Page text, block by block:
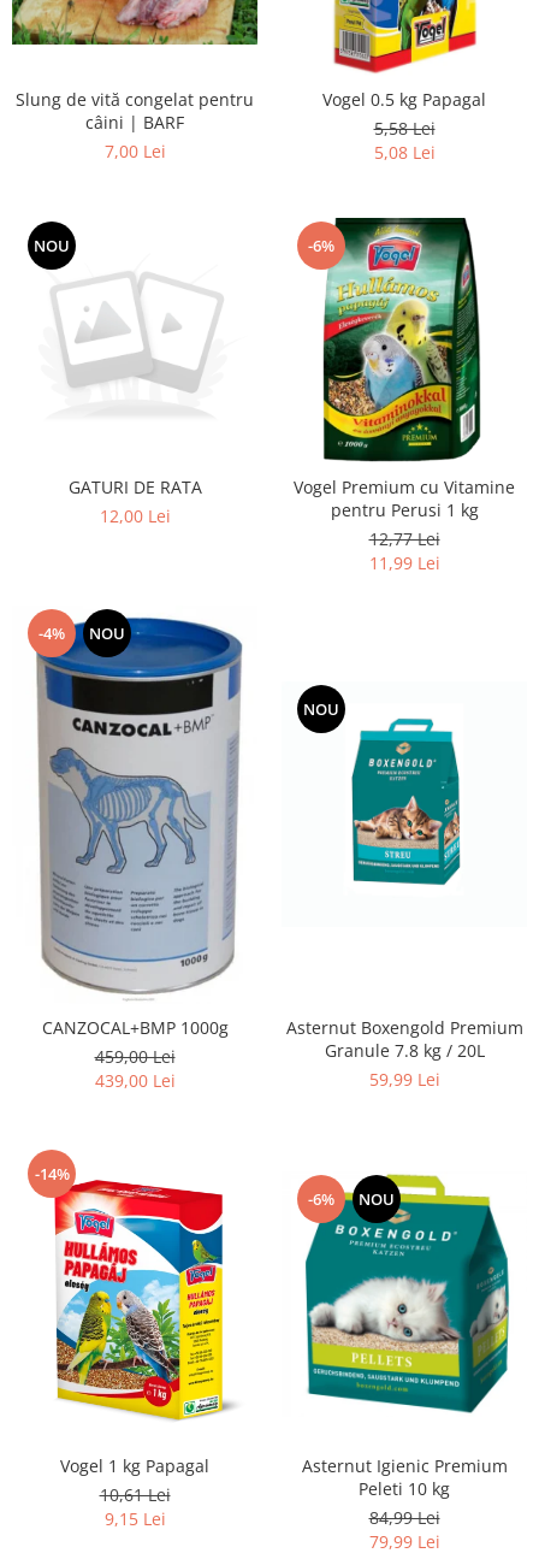
Slung de vită congelat pentru
câini | BARF
7,00 Lei
Vogel 0.5 kg Papagal
5,58 Lei
5,08 Lei
NOU
GATURI DE RATA
12,00 Lei
-6%
Vogel Premium cu Vitamine
pentru Perusi 1 kg
12,77 Lei
11,99 Lei
-4% NOU
CANZOCAL+BMP 1000g
459,00 Lei
439,00 Lei
NOU
Asternut Boxengold Premium
Granule 7.8 kg / 20L
59,99 Lei
-14%
Vogel 1 kg Papagal
10,61 Lei
9,15 Lei
-6% NOU
Asternut Igienic Premium
Peleti 10 kg
84,99 Lei
79,99 Lei